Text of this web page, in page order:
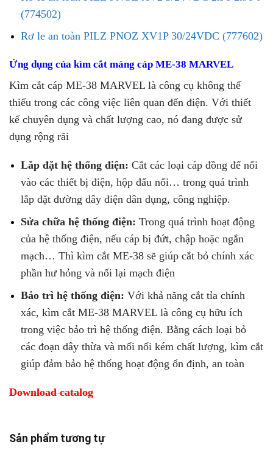
(774502)
Rơ le an toàn PILZ PNOZ XV1P 30/24VDC (777602)
Ứng dụng của kìm cắt máng cáp ME-38 MARVEL
Kìm cắt cáp ME-38 MARVEL là công cụ không thể
thiếu trong các công việc liên quan đến điện. Với thiết
kế chuyên dụng và chất lượng cao, nó đang được sử
dụng rộng rãi
Lắp đặt hệ thống điện: Cắt các loại cáp đồng để nối
vào các thiết bị điện, hộp đấu nối… trong quá trình
lắp đặt đường dây điện dân dụng, công nghiệp.
Sửa chữa hệ thống điện: Trong quá trình hoạt động
của hệ thống điện, nếu cáp bị đứt, chập hoặc ngắn
mạch… Thì kìm cắt ME-38 sẽ giúp cắt bỏ chính xác
phần hư hỏng và nối lại mạch điện
Bảo trì hệ thống điện: Với khả năng cắt tỉa chính
xác, kìm cắt ME-38 MARVEL là công cụ hữu ích
trong việc bảo trì hệ thống điện. Bằng cách loại bỏ
các đoạn dây thừa và mối nối kém chất lượng, kìm cắt
giúp đảm bảo hệ thống hoạt động ổn định, an toàn
Download catalog
Sản phẩm tương tự